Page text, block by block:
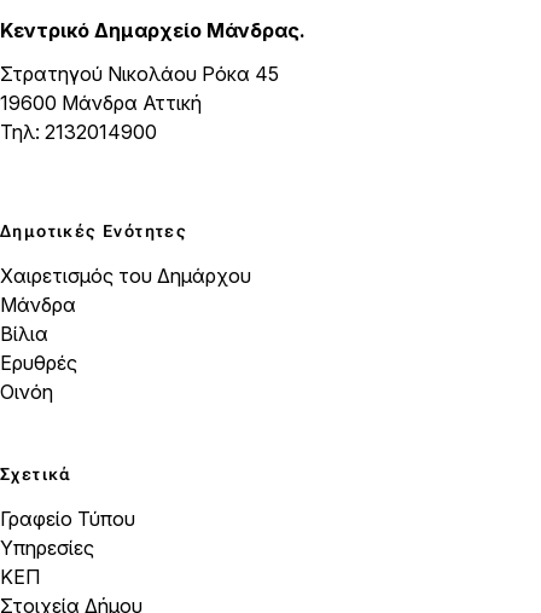
Κεντρικό Δημαρχείο Μάνδρας.
Στρατηγού Νικολάου Ρόκα 45
19600 Μάνδρα Αττική
Τηλ: 2132014900
Δημοτικές Ενότητες
Χαιρετισμός του Δημάρχου
Μάνδρα
Βίλια
Ερυθρές
Οινόη
Σχετικά
Γραφείο Τύπου
Υπηρεσίες
ΚΕΠ
Στοιχεία Δήμου